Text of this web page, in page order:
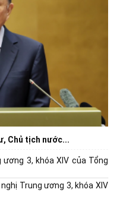
Chủ tịch nước...
3, khóa XIV của Tổng
Trung ương 3, khóa XIV